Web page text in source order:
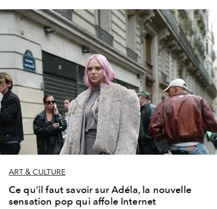
ART & CULTURE
Ce qu'il faut savoir sur Adéla, la nouvelle
sensation pop qui affole Internet